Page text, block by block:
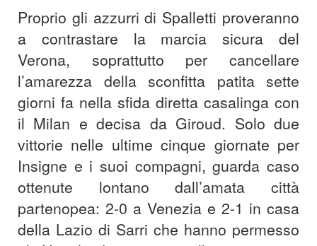
Proprio gli azzurri di Spalletti proveranno
a contrastare la marcia sicura del
Verona, soprattutto per cancellare
l’amarezza della sconfitta patita sette
giorni fa nella sfida diretta casalinga con
il Milan e decisa da Giroud. Solo due
vittorie nelle ultime cinque giornate per
Insigne e i suoi compagni, guarda caso
ottenute lontano dall’amata città
partenopea: 2-0 a Venezia e 2-1 in casa
della Lazio di Sarri che hanno permesso